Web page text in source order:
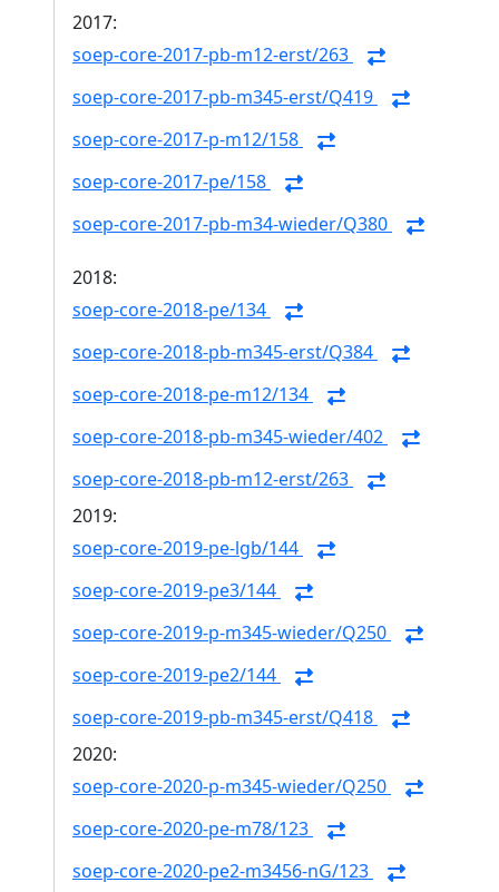
2017:
soep-core-2017-pb-m12-erst/263
soep-core-2017-pb-m345-erst/Q419
soep-core-2017-p-m12/158
soep-core-2017-pe/158
soep-core-2017-pb-m34-wieder/Q380
2018:
soep-core-2018-pe/134
soep-core-2018-pb-m345-erst/Q384
soep-core-2018-pe-m12/134
soep-core-2018-pb-m345-wieder/402
soep-core-2018-pb-m12-erst/263
2019:
soep-core-2019-pe-lgb/144
soep-core-2019-pe3/144
soep-core-2019-p-m345-wieder/Q250
soep-core-2019-pe2/144
soep-core-2019-pb-m345-erst/Q418
2020:
soep-core-2020-p-m345-wieder/Q250
soep-core-2020-pe-m78/123
soep-core-2020-pe2-m3456-nG/123